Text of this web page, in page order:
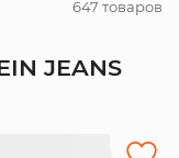
647 товаров
JEANS